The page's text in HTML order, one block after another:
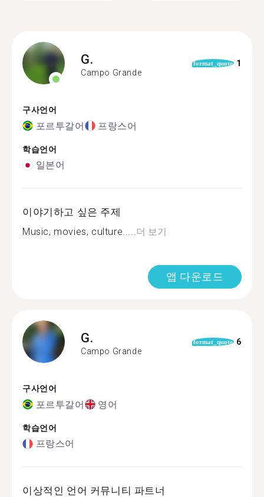
G.
Campo Grande
format_quote 1
구사언어
포르투갈어 프랑스어
학습언어
일본어
이야기하고 싶은 주제
Music, movies, culture.....더 보기
앱 다운로드
G.
Campo Grande
format_quote 6
구사언어
포르투갈어 영어
학습언어
프랑스어
이상적인 언어 커뮤니티 파트너